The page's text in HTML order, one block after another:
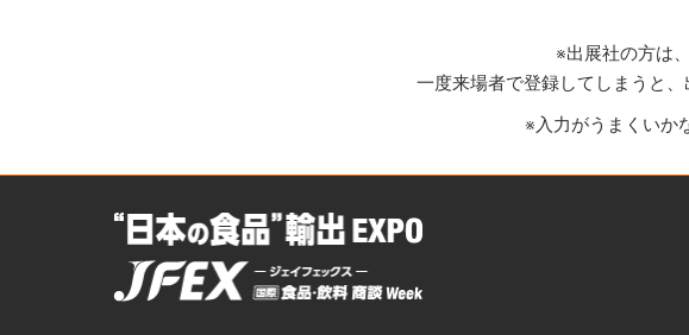
※出展社の方は、
一度来場者で登録してしまうと
※入力がうまくいか